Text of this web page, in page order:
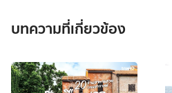
บทความที่เกี่ยวข้อง